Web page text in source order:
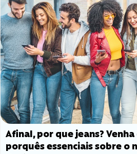
Afinal, por que jeans?
porquês essenciais sobre o